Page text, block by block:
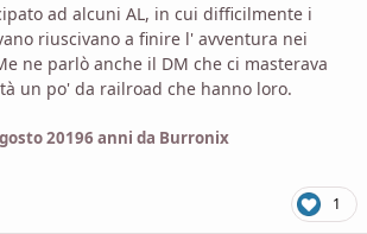
ad alcuni AL, in cui difficilmente i
riuscivano a finire l' avventura nei
ne parlò anche il DM che ci masterava
un po' da railroad che hanno loro.
20196 anni da Burronix
1